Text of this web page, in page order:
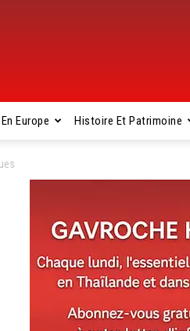
Europe Histoire Et Patrimoine